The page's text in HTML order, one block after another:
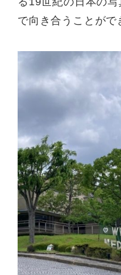
で向き合うことがで